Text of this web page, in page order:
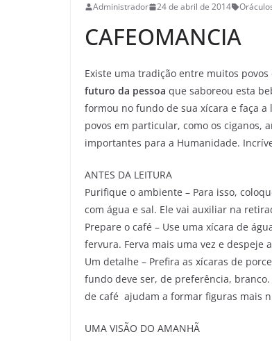
Administrador 24 de abril de 2014
CAFEOMANCIA
Existe uma tradição entre muitos povos
futuro da pessoa que saboreou esta
formou no fundo de sua xícara e faça
povos em particular, como os ciganos,
importantes para a Humanidade.
ANTES DA LEITURA
Purifique o ambiente – Para isso,
com água e sal. Ele vai auxiliar na
Prepare o café – Use uma xícara de
fervura. Ferva mais uma vez e despeje
Um detalhe – Prefira as xícaras de
fundo deve ser, de preferência,
de café ajudam a formar figuras mais
UMA VISÃO DO AMANHÃ